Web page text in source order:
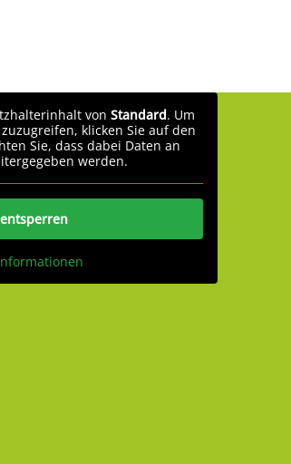
von Standard. Um
klicken Sie auf den
Sie, dass dabei Daten an
werden.